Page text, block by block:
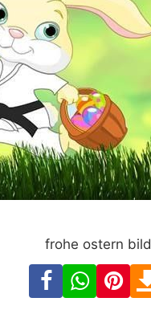
frohe ostern
Facebook